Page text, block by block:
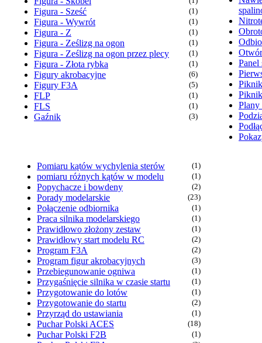
Figura - Sześć (1)
Figura - Wywrót (1)
Figura - Z (1)
Figura - Ześlizg na ogon (1)
Figura - Ześlizg na ogon przez plecy (1)
Figura - Złota rybka (1)
Figury akrobacyjne (6)
Figury F3A (5)
FLP (1)
FLS (1)
Gaźnik (3)
Panel
Plany
Pomiaru kątów wychylenia sterów (1)
pomiaru różnych kątów w modelu (1)
Popychacze i bowdeny (2)
Porady modelarskie (23)
Połączenie odbiornika (1)
Praca silnika modelarskiego (1)
Prawidłowo złożony zestaw (1)
Prawidłowy start modelu RC (2)
Program F3A (2)
Program figur akrobacyjnych (3)
Przebiegunowanie ogniwa (1)
Przygaśnięcie silnika w czasie startu (1)
Przygotowanie do lotów (1)
Przygotowanie do startu (2)
Przyrząd do ustawiania (1)
Puchar Polski ACES (18)
Puchar Polski F2B (1)